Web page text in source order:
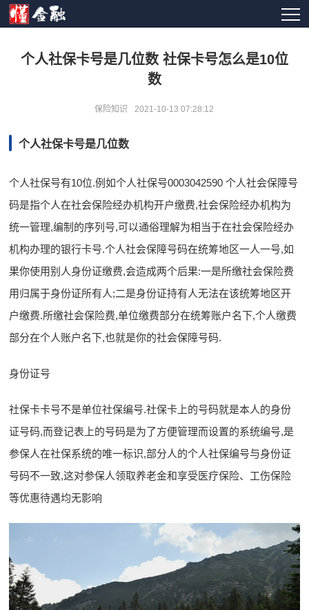
个人社保卡号是几位数 社保卡号怎么是10位
数
保险知识 2021-10-13 07:28:12
个人社保卡号是几位数
个人社保号有10位.例如个人社保号‍0003042590 个人社会保障号
码是指个人在社会保险经办机构开户缴费,社会保险经办机构为
统一管理,编制的序列号,可以通俗理解为相当于在社会保险经办
机构办理的银行卡号.个人社会保障号码在统筹地区一人一号,如
果你使用别人身份证缴费,会造成两个后果:一是所缴社会保险费
用归属于身份证所有人;二是身份证持有人无法在该统筹地区开
户缴费.所缴社会保险费,单位缴费部分在统筹账户名下,个人缴费
部分在个人账户名下,也就是你的社会保障号码.
身份证号
社保卡卡号不是单位社保编号.社保卡上的号码就是本人的身份
证号码,而登记表上的号码是为了方便管理而设置的系统编号,是
参保人在社保系统的唯一标识,部分人的个人社保编号与身份证
号码不一致,这对参保人领取养老金和享受医疗保险、工伤保险
等优惠待遇均无影响